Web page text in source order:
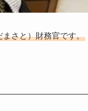
さと）財務官です。